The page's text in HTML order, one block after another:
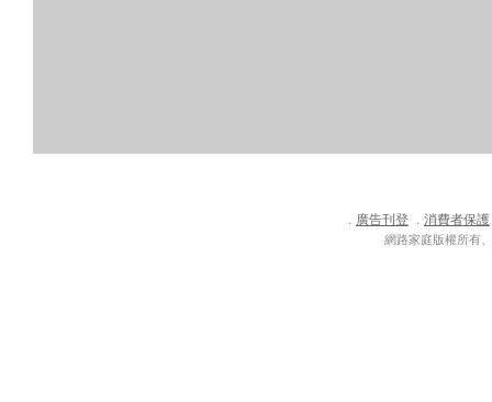
． 廣告刊登 ． 消費者保護
網路家庭版權所有